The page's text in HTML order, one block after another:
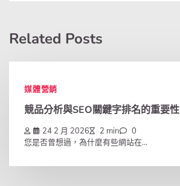
Related Posts
媒體營銷
競品分析與SEO關鍵字排名的重要性
24 2 月 2026 2 min
0
您是否曾想過，為什麼有些網站在...